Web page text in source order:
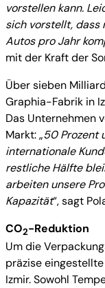
vorstellen kann.
sich vorstellt, dass
Autos pro Jahr
mit der Kraft der
Über sieben
Graphia-Fabrik in
Das Unternehmen
Markt: „50 Prozent
internationale
restliche Hälfte
arbeiten unsere
Kapazität“, sagt
CO2-Reduktion
Um die
präzise
Izmir. Sowohl